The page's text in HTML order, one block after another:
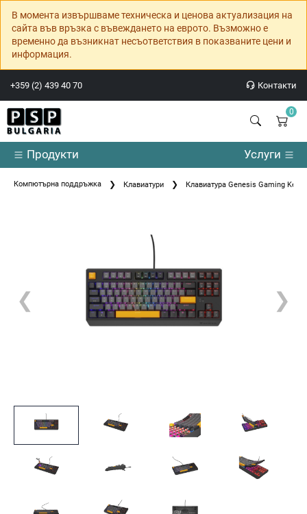
В момента извършваме техническа и ценова актуализация на
сайта във връзка с въвеждането на еврото. Възможно е
временно да възникнат несъответствия в показваните цени и
информация.
+359 (2) 439 40 70 Контакти
0
Продукти Услуги
Компютърна поддръжка Клавиатури Клавиатура Genesis Gaming
❮ ❯